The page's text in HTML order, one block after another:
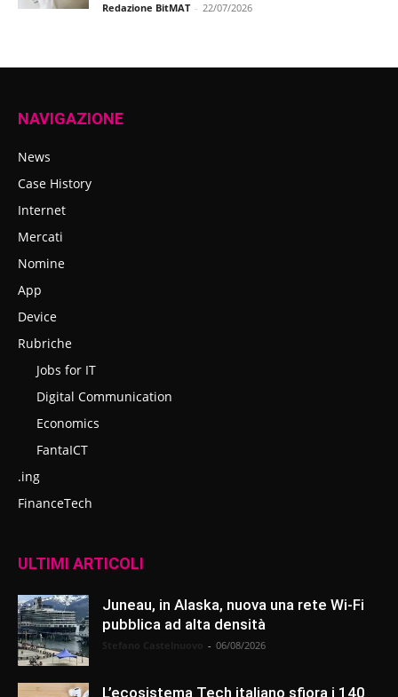
Redazione BitMAT - 22/07/2026
NAVIGAZIONE
News
Case History
Internet
Mercati
Nomine
App
Device
Rubriche
Jobs for IT
Digital Communication
Economics
FantaICT
.ing
FinanceTech
ULTIMI ARTICOLI
Juneau, in Alaska, nuova una rete Wi-Fi
pubblica ad alta densità
- 06/08/2026
L’ecosistema Tech italiano sfiora i 140